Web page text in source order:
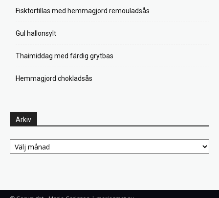
Fisktortillas med hemmagjord remouladsås
Gul hallonsylt
Thaimiddag med färdig grytbas
Hemmagjord chokladsås
Arkiv
Arkiv